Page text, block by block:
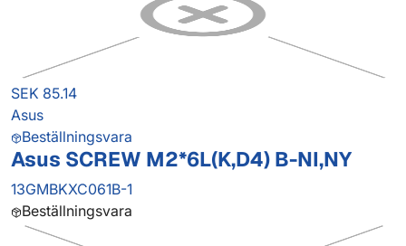
SEK 85.14
Asus
Beställningsvara
Asus SCREW M2*6L(K,D4) B-NI,NY
13GMBKXC061B-1
Beställningsvara